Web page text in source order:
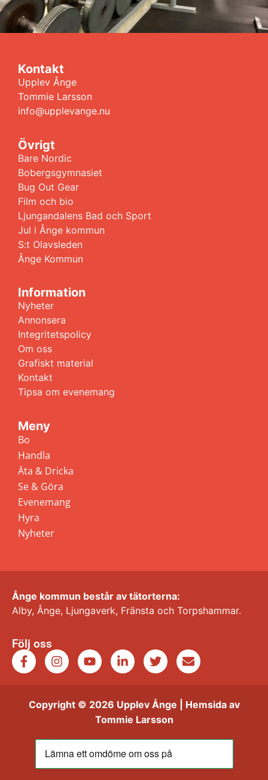
Kontakt
Upplev Ånge
Tommie Larsson
info@upplevange.nu
Övrigt
Bare Nordic
Bobergsgymnasiet
Bug Out Gear
Film och bio
Ljungandalens Bad och Sport
Jul i Ånge kommun
S:t Olavsleden
Ånge Kommun
Information
Nyheter
Annonsera
Integritetspolicy
Om oss
Grafiskt material
Kontakt
Tipsa om evenemang
Meny
Bo
Handla
Äta & Dricka
Se & Göra
Evenemang
Hyra
Nyheter
Ånge kommun består av tätorterna:
Alby, Ånge, Ljungaverk, Fränsta och Torpshammar.
Följ oss
Copyright © 2026 Upplev Ånge | Hemsida av
Tommie Larsson